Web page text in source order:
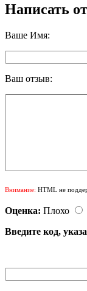
Написать
Ваше Имя:
Ваш отзыв:
Внимание: HTML не
Оценка: Плохо
Введите код,